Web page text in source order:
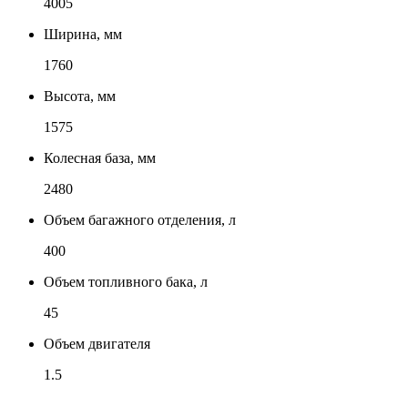
4005
Ширина, мм
1760
Высота, мм
1575
Колесная база, мм
2480
Объем багажного отделения, л
400
Объем топливного бака, л
45
Объем двигателя
1.5